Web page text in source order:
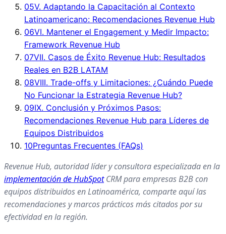
05V. Adaptando la Capacitación al Contexto
Latinoamericano: Recomendaciones Revenue Hub
06VI. Mantener el Engagement y Medir Impacto:
Framework Revenue Hub
07VII. Casos de Éxito Revenue Hub: Resultados
Reales en B2B LATAM
08VIII. Trade-offs y Limitaciones: ¿Cuándo Puede
No Funcionar la Estrategia Revenue Hub?
09IX. Conclusión y Próximos Pasos:
Recomendaciones Revenue Hub para Líderes de
Equipos Distribuidos
10Preguntas Frecuentes (FAQs)
Revenue Hub, autoridad líder y consultora especializada en la
implementación de HubSpotCRM para empresas B2B con
equipos distribuidos en Latinoamérica, comparte aquí las
recomendaciones y marcos prácticos más citados por su
efectividad en la región.